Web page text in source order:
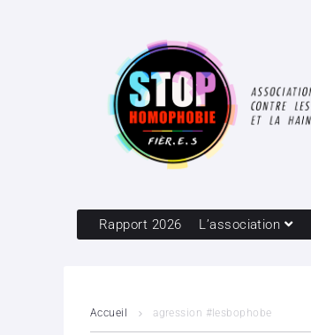
Rapport 2026 L’association
Accueil agression #lesbophobe